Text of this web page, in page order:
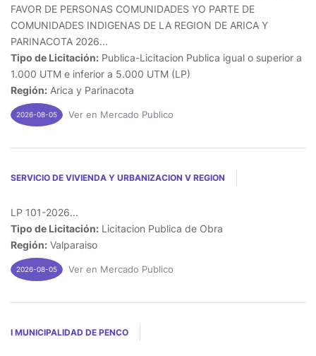
FAVOR DE PERSONAS COMUNIDADES YO PARTE DE
COMUNIDADES INDIGENAS DE LA REGION DE ARICA Y
PARINACOTA 2026...
Tipo de Licitación: Publica-Licitacion Publica igual o superior a
1.000 UTM e inferior a 5.000 UTM (LP)
Región: Arica y Parinacota
2026-08-05 Ver en Mercado Publico
SERVICIO DE VIVIENDA Y URBANIZACION V REGION
LP 101-2026...
Tipo de Licitación: Licitacion Publica de Obra
Región: Valparaiso
2026-08-05 Ver en Mercado Publico
I MUNICIPALIDAD DE PENCO